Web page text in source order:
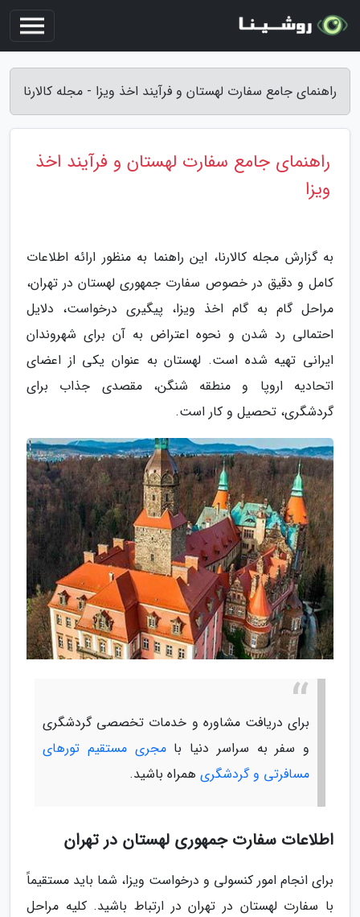
راهنمای جامع سفارت لهستان و فرآیند اخذ ویزا - مجله کالارنا
راهنمای جامع سفارت لهستان و فرآیند اخذ
ویزا
به گزارش مجله کالارنا، این راهنما به منظور ارائه اطلاعات
کامل و دقیق در خصوص سفارت جمهوری لهستان در تهران،
مراحل گام به گام اخذ ویزا، پیگیری درخواست، دلایل
احتمالی رد شدن و نحوه اعتراض به آن برای شهروندان
ایرانی تهیه شده است. لهستان به عنوان یکی از اعضای
اتحادیه اروپا و منطقه شنگن، مقصدی جذاب برای
گردشگری، تحصیل و کار است.
برای دریافت مشاوره و خدمات تخصصی گردشگری
و سفر به سراسر دنیا بامجری مستقیم تورهای
مسافرتی و گردشگری همراه باشید.
اطلاعات سفارت جمهوری لهستان در تهران
برای انجام امور کنسولی و درخواست ویزا، شما باید مستقیماً
با سفارت لهستان در تهران در ارتباط باشید. کلیه مراحل